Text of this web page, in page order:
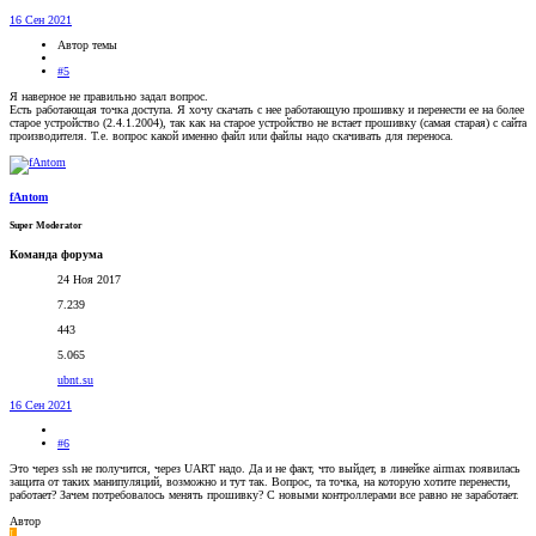
16 Сен 2021
Автор темы
#5
Я наверное не правильно задал вопрос.
Есть работающая точка доступа. Я хочу скачать с нее работающую прошивку и перенести ее на более
старое устройство (2.4.1.2004), так как на старое устройство не встает прошивку (самая старая) с сайта
производителя. Т.е. вопрос какой именно файл или файлы надо скачивать для переноса.
fAntom
Super Moderator
Команда форума
24 Ноя 2017
7.239
443
5.065
ubnt.su
16 Сен 2021
#6
Это через ssh не получится, через UART надо. Да и не факт, что выйдет, в линейке airmax появилась
защита от таких манипуляций, возможно и тут так. Вопрос, та точка, на которую хотите перенести,
работает? Зачем потребовалось менять прошивку? С новыми контроллерами все равно не заработает.
Автор